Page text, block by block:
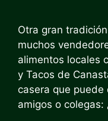
Otra gran
muchos
alimentos locales
y Tacos de
casera que puede
amigos o colegas: